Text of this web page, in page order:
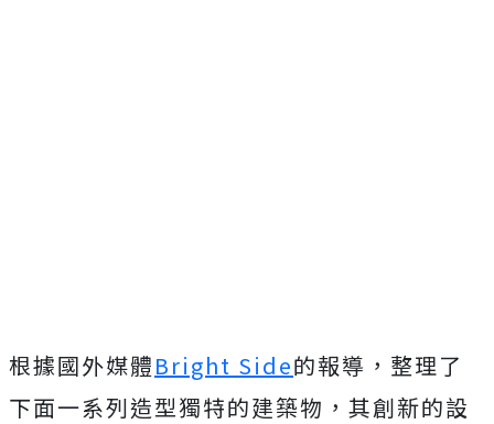
根據國外媒體Bright Side的報導，整理了
下面一系列造型獨特的建築物，其創新的設